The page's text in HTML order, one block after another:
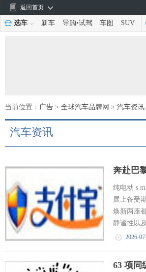
返回首页
选车 新车 导购•试驾 车图 SUV
当前位置： 广告 > 全球汽车品牌网 > 汽车资讯
汽车资讯
奔赴巴
纯电动 s
展上备受
焕新两座
静谧性以
2026-
63 项同